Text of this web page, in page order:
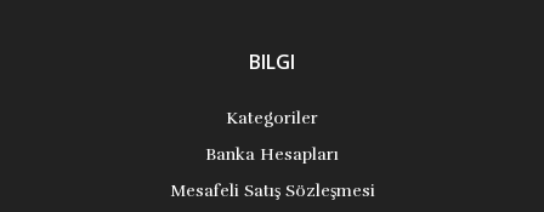
BILGI
Kategoriler
Banka Hesapları
Mesafeli Satış Sözleşmesi